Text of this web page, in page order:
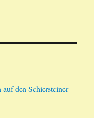
auf den Schiersteiner